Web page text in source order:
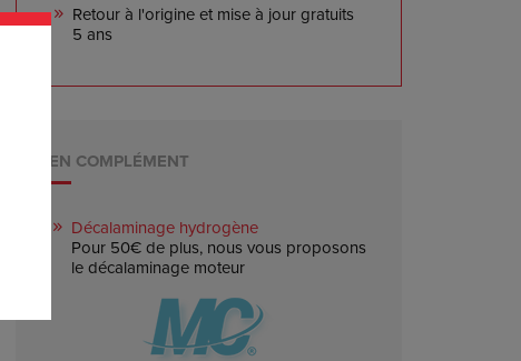
Retour à l'origine et mise à jour gratuits
5 ans
EN COMPLÉMENT
Décalaminage hydrogène
Pour 50€ de plus, nous vous proposons
le décalaminage moteur